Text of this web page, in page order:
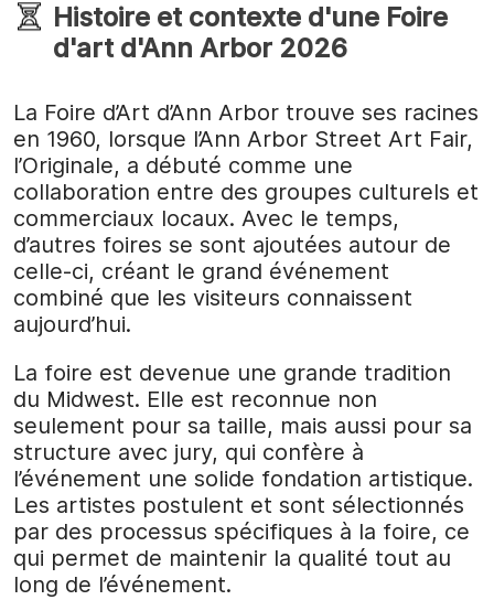
Histoire et contexte d'une Foire
d'art d'Ann Arbor 2026
La Foire d’Art d’Ann Arbor trouve ses racines
en 1960, lorsque l’Ann Arbor Street Art Fair,
l’Originale, a débuté comme une
collaboration entre des groupes culturels et
commerciaux locaux. Avec le temps,
d’autres foires se sont ajoutées autour de
celle-ci, créant le grand événement
combiné que les visiteurs connaissent
aujourd’hui.
La foire est devenue une grande tradition
du Midwest. Elle est reconnue non
seulement pour sa taille, mais aussi pour sa
structure avec jury, qui confère à
l’événement une solide fondation artistique.
Les artistes postulent et sont sélectionnés
par des processus spécifiques à la foire, ce
qui permet de maintenir la qualité tout au
long de l’événement.